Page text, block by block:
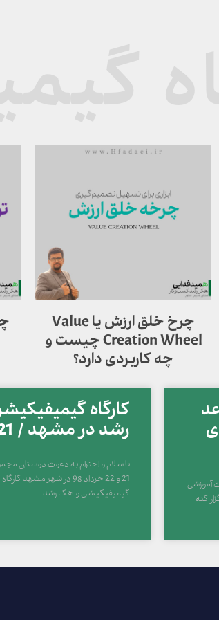
چرخ خلق ارزش یا Value
Creation Wheel چیست و
چه کاربردی دارد؟
آموزشی
کنه
کارگاه
رشد در مشهد / 21 خرداد 98
با سلام و احترام به دعوت دوستان
گیمیفیکیشن و هک رشد